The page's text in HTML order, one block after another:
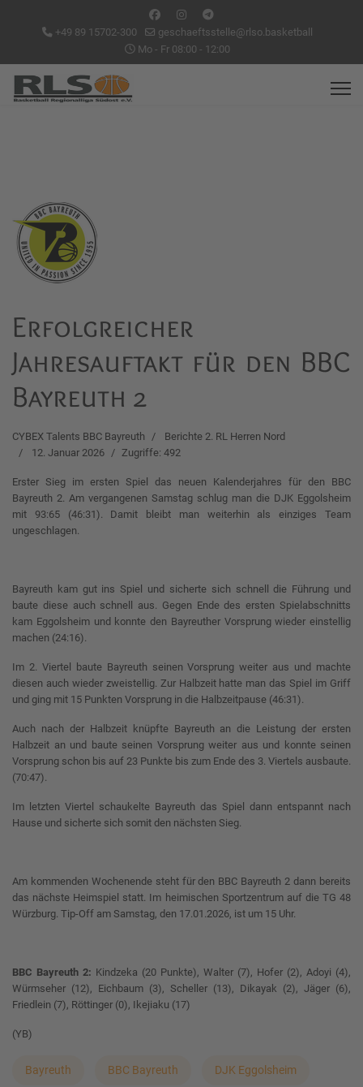
+49 89 15702-300
geschaeftsstelle@rlso.basketball
Mo - Fr 08:00 - 12:00
Erfolgreicher
Jahresauftakt für den BBC
Bayreuth 2
CYBEX Talents BBC Bayreuth
Berichte 2. RL Herren Nord
12. Januar 2026
Zugriffe: 492
Erster Sieg im ersten Spiel das neuen Kalenderjahres für den BBC
Bayreuth 2. Am vergangenen Samstag schlug man die DJK Eggolsheim
mit 93:65 (46:31). Damit bleibt man weiterhin als einziges Team
ungeschlagen.
Bayreuth kam gut ins Spiel und sicherte sich schnell die Führung und
baute diese auch schnell aus. Gegen Ende des ersten Spielabschnitts
kam Eggolsheim und konnte den Bayreuther Vorsprung wieder einstellig
machen (24:16).
Im 2. Viertel baute Bayreuth seinen Vorsprung weiter aus und machte
diesen auch wieder zweistellig. Zur Halbzeit hatte man das Spiel im Griff
und ging mit 15 Punkten Vorsprung in die Halbzeitpause (46:31).
Auch nach der Halbzeit knüpfte Bayreuth an die Leistung der ersten
Halbzeit an und baute seinen Vorsprung weiter aus und konnte seinen
Vorsprung schon bis auf 23 Punkte bis zum Ende des 3. Viertels ausbaute.
(70:47).
Im letzten Viertel schaukelte Bayreuth das Spiel dann entspannt nach
Hause und sicherte sich somit den nächsten Sieg.
Am kommenden Wochenende steht für den BBC Bayreuth 2 dann bereits
das nächste Heimspiel statt. Im heimischen Sportzentrum auf die TG 48
Würzburg. Tip-Off am Samstag, den 17.01.2026, ist um 15 Uhr.
BBC Bayreuth 2: Kindzeka (20 Punkte), Walter (7), Hofer (2), Adoyi (4),
Würmseher (12), Eichbaum (3), Scheller (13), Dikayak (2), Jäger (6),
Friedlein (7), Röttinger (0), Ikejiaku (17)
(YB)
Bayreuth BBC Bayreuth DJK Eggolsheim